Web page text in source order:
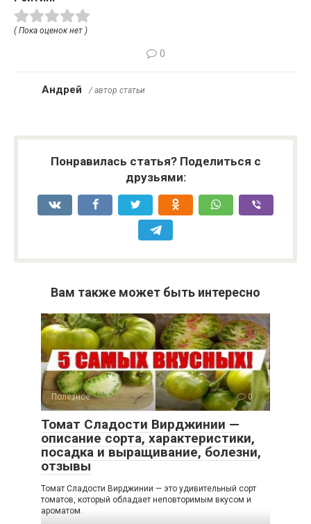
( Пока оценок нет )
0
Андрей / автор статьи
Понравилась статья? Поделиться с
друзьями:
Вам также может быть интересно
Полезное 0
Томат Сладости Вирджинии —
описание сорта, характеристики,
посадка и выращивание, болезни,
отзывы
Томат Сладости Вирджинии — это удивительный сорт
томатов, который обладает неповторимым вкусом и
ароматом.